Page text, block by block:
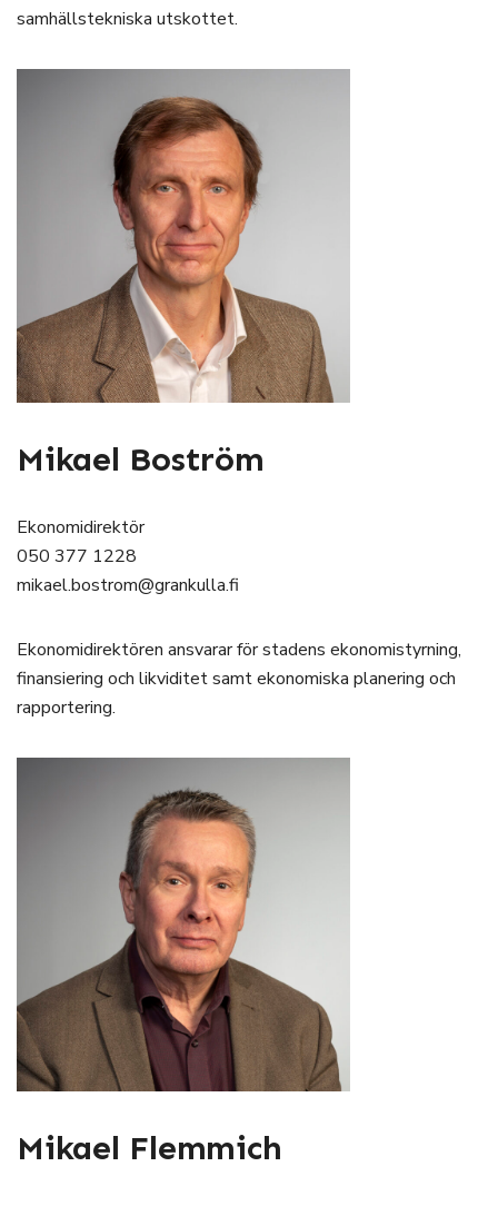
samhällstekniska utskottet.
Mikael Boström
Ekonomidirektör
050 377 1228
mikael.bostrom@grankulla.fi
Ekonomidirektören ansvarar för stadens ekonomistyrning,
finansiering och likviditet samt ekonomiska planering och
rapportering.
Mikael Flemmich